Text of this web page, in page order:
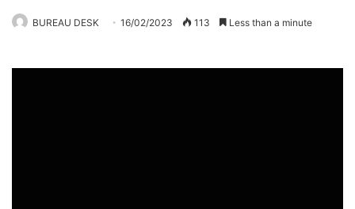
BUREAU DESK 16/02/2023 113 Less than a minute